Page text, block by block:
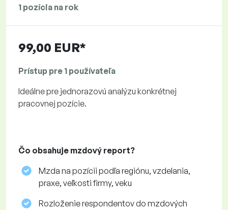
1 pozícia na rok
99,00 EUR*
Prístup pre 1 používateľa
Ideálne pre jednorazovú analýzu konkrétnej
pracovnej pozície.
Čo obsahuje mzdový report?
Mzda na pozícii podľa regiónu, vzdelania,
praxe, veľkosti firmy, veku
Rozloženie respondentov do mzdových